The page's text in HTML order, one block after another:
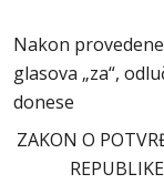
Nakon
glasova „za“,
donese
ZAKON O